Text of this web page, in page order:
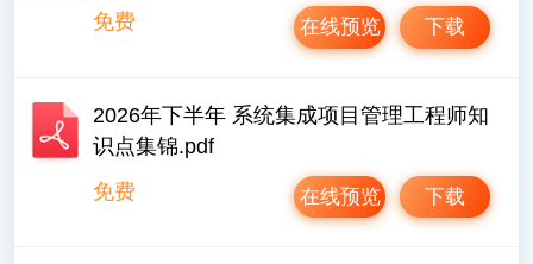
免费
下载
在线预览
2026年下半年 系统集成项目管理工程师知
识点集锦.pdf
免费
下载
在线预览